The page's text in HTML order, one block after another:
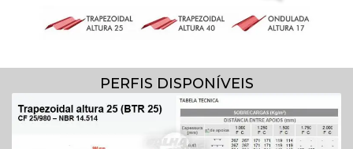
PERFIS DISPONÍVEIS